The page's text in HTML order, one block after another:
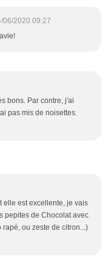
06/2020 09:27
bons. Par contre, j'ai
pas mis de noisettes.
elle est excellente, je vais
pepites de Chocolat avec
ou zeste de citron...)